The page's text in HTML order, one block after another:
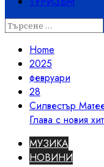
Търсене
Home
2025
февруари
28
Силвестър
Глава с новия
МУЗИКА
НОВИНИ